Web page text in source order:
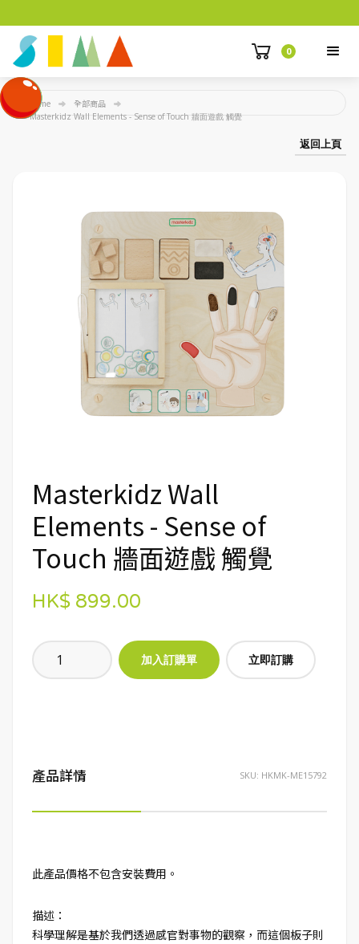
0
Home 全部商品
Masterkidz Wall Elements - Sense of Touch 牆面遊戲 觸覺
返回上頁
Masterkidz Wall
Elements - Sense of
Touch 牆面遊戲 觸覺
HK$ 899.00
立即訂購
產品詳情 SKU: HKMK-ME15792
此產品價格不包含安裝費用。
描述：
科學理解是基於我們透過感官對事物的觀察，而這個板子則